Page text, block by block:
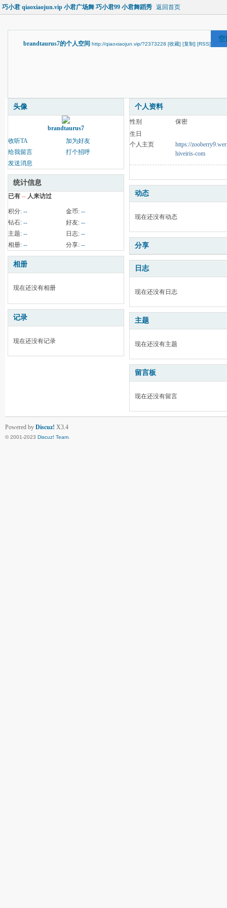
巧小君 qiaoxiaojun.vip 小君广场舞 巧小君99 小君舞蹈秀 返回首页
brandtaurus7的个人空间 http://qiaoxiaojun.vip/?2373228 [收藏] [复制] [RSS]
头像
brandtaurus7
收听TA
加为好友
给我留言
打个招呼
发送消息
统计信息
已有 -- 人来访过
积分: -- 金币: --
钻石: -- 好友: --
主题: -- 日志: --
相册: -- 分享: --
相册
现在还没有相册
记录
现在还没有记录
个人资料
性别
保密
生日
个人主页
https://
hiveiris-com
动态
现在还没有动态
分享
日志
现在还没有日志
主题
现在还没有主题
留言板
现在还没有留言
Powered by Discuz! X3.4
© 2001-2023 Discuz! Team